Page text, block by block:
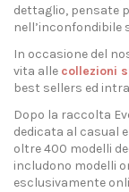
dettaglio, pensate
nell’inconfondibile
In occasione del
vita alle collezioni
best sellers ed
Dopo la raccolta
dedicata al casual
oltre 400 modelli
includono modelli
esclusivamente